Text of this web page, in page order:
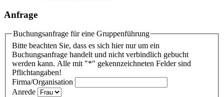
Anfrage
Buchungsanfrage für eine Gruppenführung
Bitte beachten Sie, dass es sich hier nur um ein
Buchungsanfrage handelt und nicht verbindlich gebucht
werden kann. Alle mit "*" gekennzeichneten Felder sind
Pflichtangaben!
Firma/Organisation
Anrede